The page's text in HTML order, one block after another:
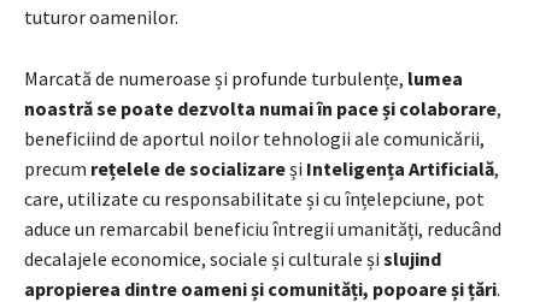
tuturor oamenilor.
Marcată de numeroase și profunde turbulențe, lumea
noastră se poate dezvolta numai în pace și colaborare,
beneficiind de aportul noilor tehnologii ale comunicării,
precum rețelele de socializareși Inteligența Artificială,
care, utilizate cu responsabilitate și cu înțelepciune, pot
aduce un remarcabil beneficiu întregii umanități, reducând
decalajele economice, sociale și culturale și slujind
apropierea dintre oameni și comunități, popoare și țări.